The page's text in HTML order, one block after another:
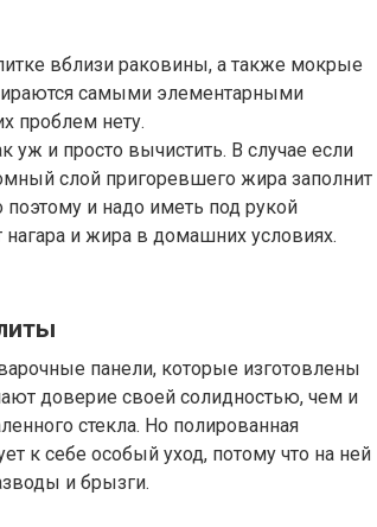
вблизи раковины, а также мокрые
самыми элементарными
проблем нету.
уж и просто вычистить. В случае если
слой пригоревшего жира заполнит
и надо иметь под рукой
нагара и жира в домашних условиях.
панели, которые изготовлены
доверие своей солидностью, чем и
стекла. Но полированная
к себе особый уход, потому что на ней
и брызги.